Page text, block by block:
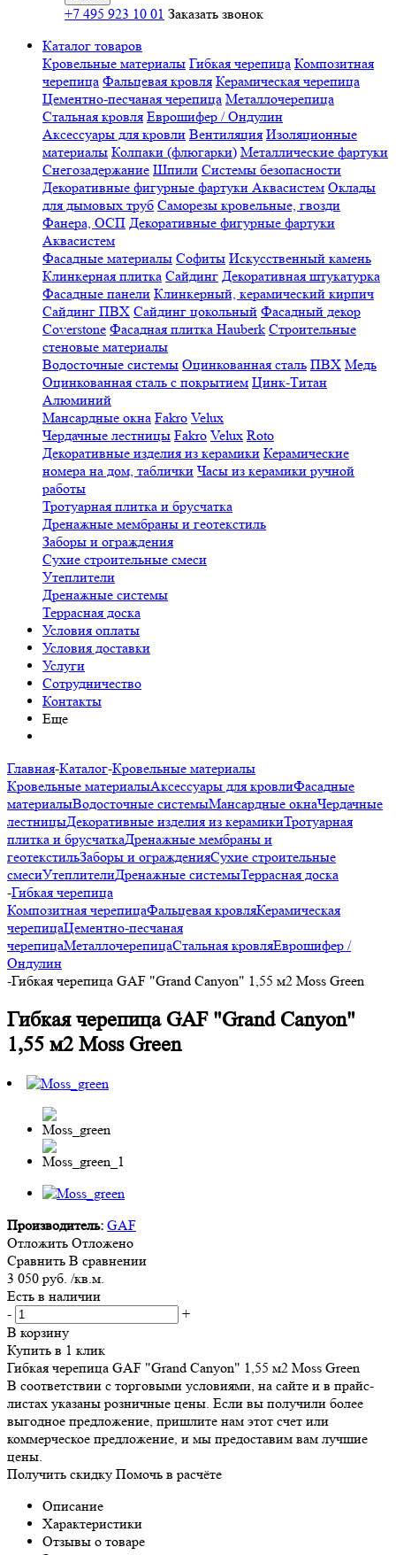
+7 495 923 10 01 Заказать звонок
Каталог товаров
Кровельные материалы Гибкая черепица Композитная
черепица Фальцевая кровля Керамическая черепица
Цементно-песчаная черепица Металлочерепица
Стальная кровля Еврошифер / Ондулин
Аксессуары для кровли Вентиляция Изоляционные
материалы Колпаки (флюгарки) Металлические фартуки
Снегозадержание Шпили Системы безопасности
Декоративные фигурные фартуки Аквасистем Оклады
для дымовых труб Саморезы кровельные, гвозди
Фанера, ОСП Декоративные фигурные фартуки
Аквасистем
Фасадные материалы Софиты Искусственный камень
Клинкерная плитка Сайдинг Декоративная штукатурка
Фасадные панели Клинкерный, керамический кирпич
Сайдинг ПВХ Сайдинг цокольный Фасадный декор
Coverstone Фасадная плитка Hauberk Строительные
стеновые материалы
Водосточные системы Оцинкованная сталь ПВХ Медь
Оцинкованная сталь с покрытием Цинк-Титан
Алюминий
Мансардные окна Fakro Velux
Чердачные лестницы Fakro Velux Roto
Декоративные изделия из керамики Керамические
номера на дом, таблички Часы из керамики ручной
работы
Тротуарная плитка и брусчатка
Дренажные мембраны и геотекстиль
Заборы и ограждения
Сухие строительные смеси
Утеплители
Дренажные системы
Террасная доска
Условия оплаты
Условия доставки
Услуги
Сотрудничество
Контакты
Еще
Главная-Каталог-Кровельные материалы
Кровельные материалыАксессуары для кровлиФасадные
материалыВодосточные системыМансардные окнаЧердачные
лестницыДекоративные изделия из керамикиТротуарная
плитка и брусчаткаДренажные мембраны и
геотекстильЗаборы и огражденияСухие строительные
смесиУтеплителиДренажные системыТеррасная доска
-Гибкая черепица
Композитная черепицаФальцевая кровляКерамическая
черепицаЦементно-песчаная
черепицаМеталлочерепицаСтальная кровляЕврошифер /
Ондулин
-Гибкая черепица GAF "Grand Canyon" 1,55 м2 Moss Green
Гибкая черепица GAF "Grand Canyon"
1,55 м2 Moss Green
Производитель: GAF
Отложить Отложено
Сравнить В сравнении
3 050 руб. /кв.м.
Есть в наличии
-
+
В корзину
Купить в 1 клик
Гибкая черепица GAF "Grand Canyon" 1,55 м2 Moss Green
В соответствии с торговыми условиями, на сайте и в прайс-
листах указаны розничные цены. Если вы получили более
выгодное предложение, пришлите нам этот счет или
коммерческое предложение, и мы предоставим вам лучшие
цены.
Получить скидку Помочь в расчёте
Описание
Характеристики
Отзывы о товаре